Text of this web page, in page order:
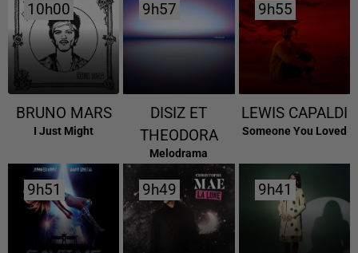
10h00
10h00
BRUNO MARS
I Just Might
9h57
9h57
DISIZ ET
THEODORA
Melodrama
9h55
9h55
LEWIS CAPALDI
Someone You Loved
9h51
9h51 9h49
9h49 9h41
9h41